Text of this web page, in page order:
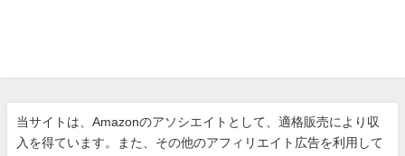
当サイトは、Amazonのアソシエイトとして、適格販売により収
入を得ています。また、その他のアフィリエイト広告を利用して